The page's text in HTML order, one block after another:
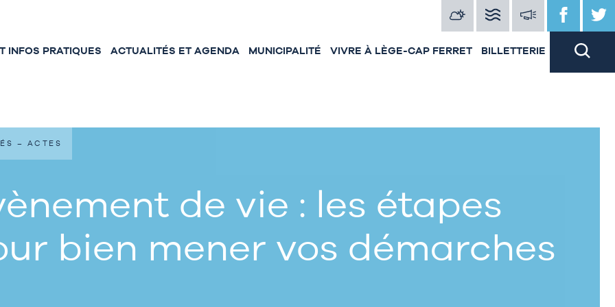
INFOS PRATIQUES ACTUALITÉS ET AGENDA MUNICIPALITÉ VIVRE À LÈGE-CAP FERRET BILLETTERIE
de vie : les étapes
bien mener vos démarches
– ACTES